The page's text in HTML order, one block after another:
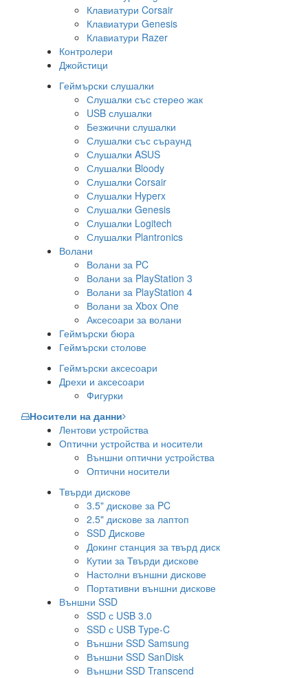
Клавиатури Corsair
Клавиатури Genesis
Клавиатури Razer
Контролери
Джойстици
Геймърски слушалки
Слушалки със стерео жак
USB слушалки
Безжични слушалки
Слушалки със съраунд
Слушалки ASUS
Слушалки Bloody
Слушалки Corsair
Слушалки Hyperx
Слушалки Genesis
Слушалки Logitech
Слушалки Plantronics
Волани
Волани за PC
Волани за PlayStation 3
Волани за PlayStation 4
Волани за Xbox One
Аксесоари за волани
Геймърски бюра
Геймърски столове
Геймърски аксесоари
Дрехи и аксесоари
Фигурки
Носители на данни
Лентови устройства
Оптични устройства и носители
Външни оптични устройства
Оптични носители
Твърди дискове
3.5" дискове за PC
2.5" дискове за лаптоп
SSD Дискове
Докинг станция за твърд диск
Кутии за Твърди дискове
Настолни външни дискове
Портативни външни дискове
Външни SSD
SSD с USB 3.0
SSD с USB Type-C
Външни SSD Samsung
Външни SSD SanDisk
Външни SSD Transcend